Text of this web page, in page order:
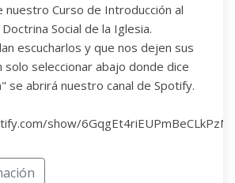
nuestro Curso de Introducción al
Social de la Iglesia.
escucharlos y que nos dejen sus
solo seleccionar abajo donde dice
se abrirá nuestro canal de Spotify.
show/6GqgEt4riEUPmBeCLkPzN5